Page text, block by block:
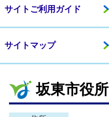
サイトご利用ガイド
サイトマップ
坂東市役所